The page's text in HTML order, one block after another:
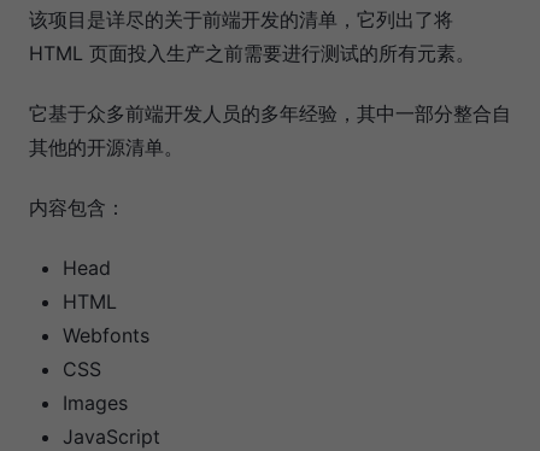
该项目是详尽的关于前端开发的清单，它列出了将
HTML 页面投入生产之前需要进行测试的所有元素。
它基于众多前端开发人员的多年经验，其中一部分整合自
其他的开源清单。
内容包含：
Head
HTML
Webfonts
CSS
Images
JavaScript